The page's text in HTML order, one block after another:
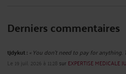
Derniers commentaires
tjdykut :« You don’t need to pay for anything.
Le 19 juil. 2026 à 11:28 sur EXPERTISE MEDICALE